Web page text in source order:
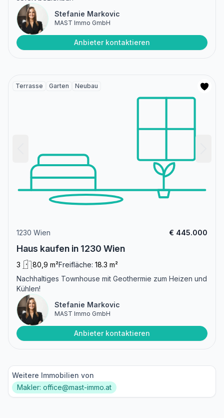
Stefanie Markovic
MAST Immo GmbH
Anbieter kontaktieren
Terrasse Garten Neubau
1230 Wien € 445.000
Haus kaufen in 1230 Wien
3 80,9 m²Freifläche: 18.3 m²
Nachhaltiges Townhouse mit Geothermie zum Heizen und
Kühlen!
Stefanie Markovic
MAST Immo GmbH
Anbieter kontaktieren
Weitere Immobilien von
Makler: office@mast-immo.at